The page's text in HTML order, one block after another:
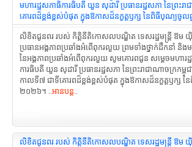
មហារដ្ឋសភាធិការធិបតី យួន សុដារី ប្រធានរដ្ឋសភា នៃព្រះរ
គោរពដ៏ខ្ពង់ខ្ពស់បំផុត ក្នុងឱកាសដ៏នក្ខត្តឫក្ស នៃពិធីបុណ្យចូល
លិខិតជូនពរ របស់ កិត្តិនីតិកោសលបណ្ឌិត ទេសរដ្ឋមន្ដ្រី ឱម
ប្រធានអង្គភាពប្រឆាំងអំពើពុករលួយ ព្រមទាំងថ្នាក់ដឹកនាំ និងមន្
នៃអង្គភាពប្រឆាំងអំពើពុករលួយ សូមគោរពជូន សម្តេចមហារដ្
ការធិបតី យួន សុដារី ប្រធានរដ្ឋសភា នៃព្រះរាជាណាចក្រកម្ពុ
កាលទី៧ ជាទីគោរពដ៏ខ្ពង់ខ្ពស់បំផុត ក្នុងឱកាសដ៏នក្ខត្តឫក្ស ន
២០២៦។ ..អានបន្ត..
លិខិតជូនពរ របស់ កិត្តិនីតិកោសលបណ្ឌិត ទេសរដ្ឋមន្ដ្រី ឱម យ៉ិ